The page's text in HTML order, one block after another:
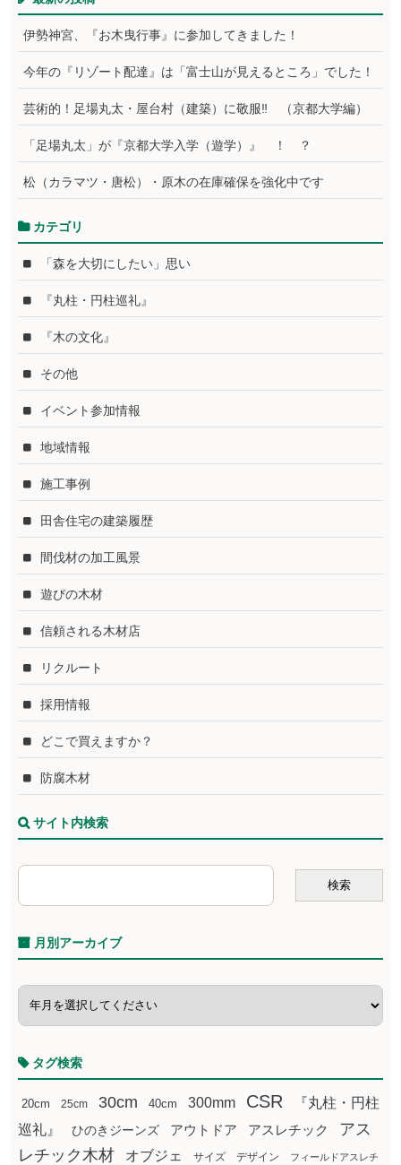
伊勢神宮、『お木曳行事』に参加してきました！
今年の『リゾート配達』は「富士山が見えるところ」でした！
芸術的！足場丸太・屋台村（建築）に敬服‼ （京都大学編）
「足場丸太」が『京都大学入学（遊学）』 ！ ？
松（カラマツ・唐松）・原木の在庫確保を強化中です
カテゴリ
「森を大切にしたい」思い
『丸柱・円柱巡礼』
『木の文化』
その他
イベント参加情報
地域情報
施工事例
田舎住宅の建築履歴
間伐材の加工風景
遊びの木材
信頼される木材店
リクルート
採用情報
どこで買えますか？
防腐木材
サイト内検索
月別アーカイブ
タグ検索
20cm 25cm 30cm 40cm 300mm CSR
『丸柱・円柱
巡礼』
ひのきジーンズ アウトドア アスレチック
アス
レチック木材
オブジェ サイズ デザイン フィールドアスレチ